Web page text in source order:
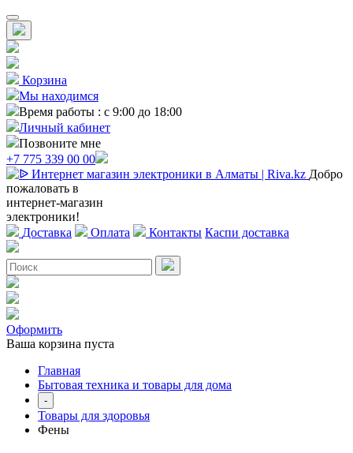
Корзина
Мы находимся
Время работы : с 9:00 до 18:00
Личный кабинет
Позвоните мне
+7 775 339 00 00
Добро
пожаловать в
интернет-магазин
электроники!
Доставка
Оплата Контакты Каспи доставка
Оформить
Ваша корзина пуста
Главная
Бытовая техника и товары для дома
-
Товары для здоровья
Фены